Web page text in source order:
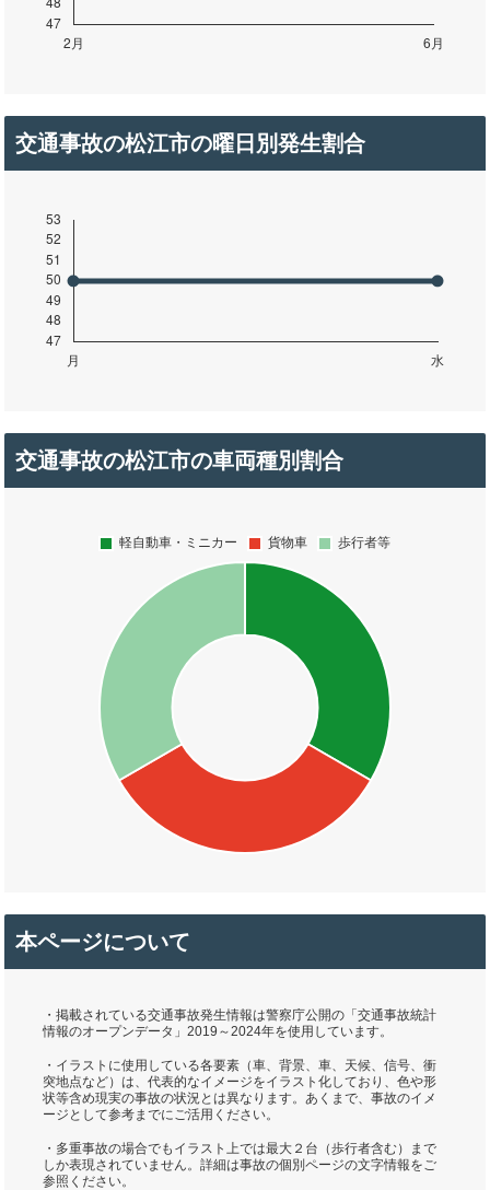
交通事故の松江市の曜日別発生割合
交通事故の松江市の車両種別割合
本ページについて
・掲載されている交通事故発生情報は警察庁公開の「交通事故統計
情報のオープンデータ」2019～2024年を使用しています。
・イラストに使用している各要素（車、背景、車、天候、信号、衝
突地点など）は、代表的なイメージをイラスト化しており、色や形
状等含め現実の事故の状況とは異なります。あくまで、事故のイメ
ージとして参考までにご活用ください。
・多重事故の場合でもイラスト上では最大２台（歩行者含む）まで
しか表現されていません。詳細は事故の個別ページの文字情報をご
参照ください。